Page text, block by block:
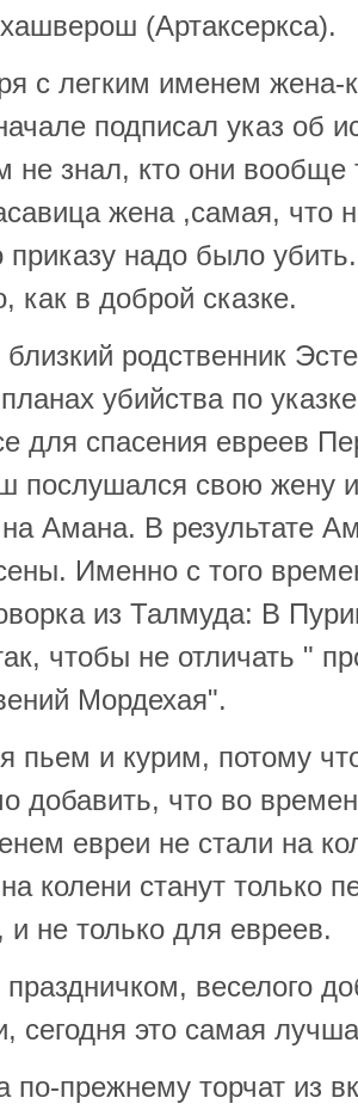
(Артаксеркса).
с легким именем жена-
подписал указ об
не знал, кто они вообще
жена ,самая, что
приказу надо было
как в доброй сказке.
родственник
убийства по
для спасения евреев
послушался свою жену
на Амана. В результате
Именно с того
из Талмуда: В
чтобы не отличать "
Мордехая".
пьем и курим, потому
добавить, что во
евреи не стали на
колени станут только
и не только для евреев.
веселого
сегодня это самая
прежнему торчат из